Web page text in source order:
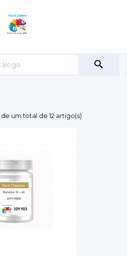

de um total de 12 artigo(s)